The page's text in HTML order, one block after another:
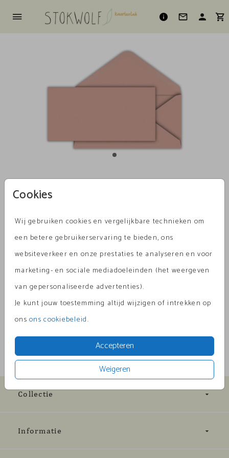
Cookies
Wij gebruiken cookies en vergelijkbare technieken om
een betere gebruikerservaring te bieden, ons
websiteverkeer en onze prestaties te analyseren en voor
marketing- en sociale mediadoeleinden (het weergeven
van gepersonaliseerde advertenties).
Je kunt jouw toestemming altijd wijzigen of intrekken op
onsons cookiebeleid.
Accepteren
Weigeren
Oudroze 22 X 11
Aantal x 1 Prijs:€ 0,45
Omschrijving
oudroze 22 x 11
Prijs:€ 0,45
Collectie
Informatie